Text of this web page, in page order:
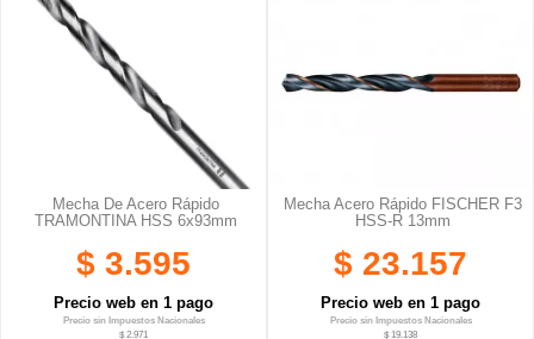
Mecha De Acero Rápido
TRAMONTINA HSS 6x93mm
$ 3.595
Precio web en 1 pago
Precio sin Impuestos Nacionales
$ 2.971
Mecha Acero Rápido FISCHER F3
HSS-R 13mm
$ 23.157
Precio web en 1 pago
Precio sin Impuestos Nacionales
$ 19.138